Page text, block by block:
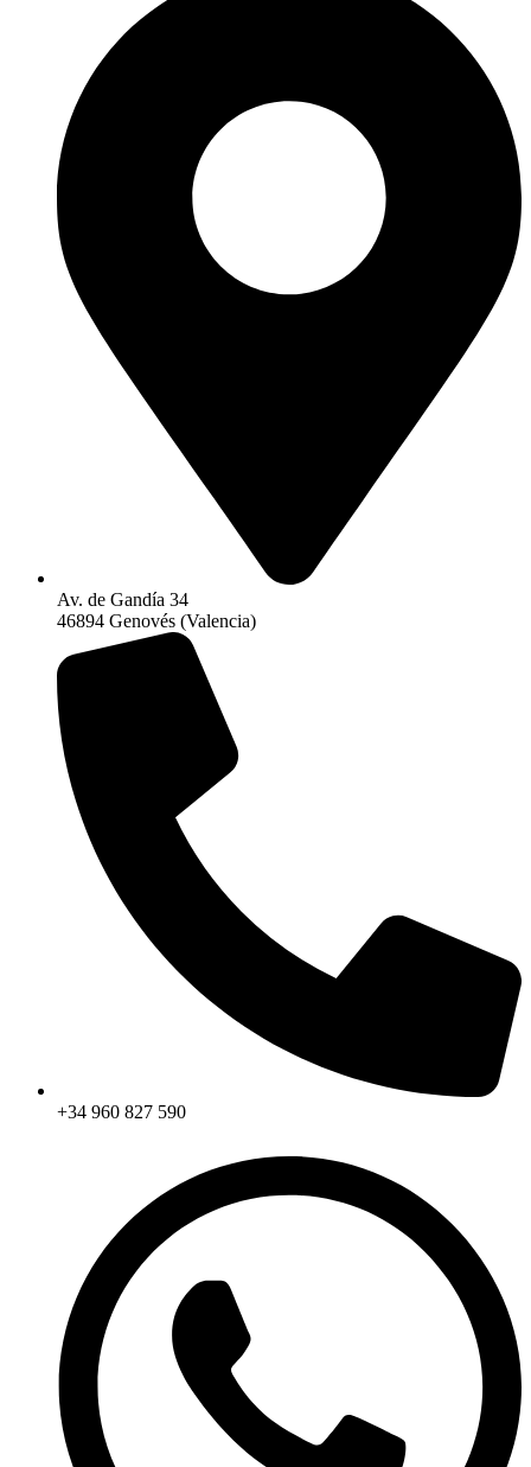
Av. de Gandía 34
46894 Genovés (Valencia)
+34 960 827 590